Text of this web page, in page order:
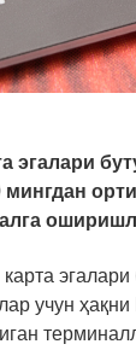
эгалари
мингдан
учун